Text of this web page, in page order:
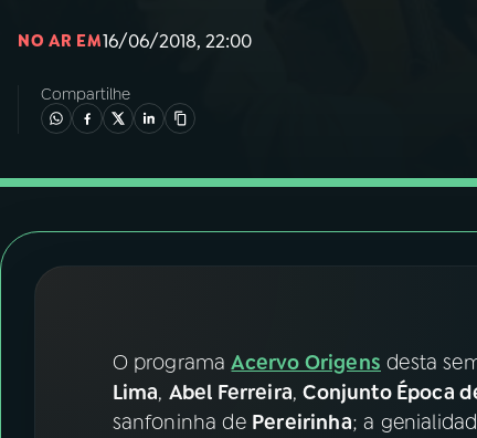
Instagram X
NO AR EM16/06/2018, 22:00
Compartilhe
O programaAcervo Origens desta
Lima, Abel Ferreira,Conjunto Época
sanfoninha de Pereirinha; a